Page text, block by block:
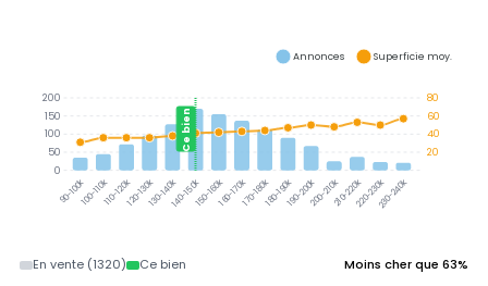
90-100k100-110k110-120k120-130k130-140k140-150k150-160k160-170k170-180k180-190k190-200k200-210k210-220k220-230k230-240k
Ce bien
80
60
40
20
200
150
100
50
0
Annonces Superficie moy.
En vente (1320) Ce bien Moins cher que 63%